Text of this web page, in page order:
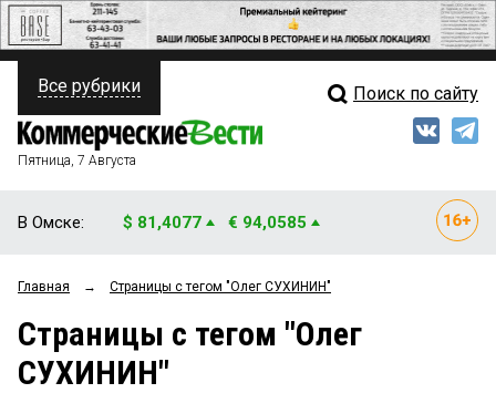
ПОЛИТИКА
ФИНАНСЫ
ОБЩЕСТВО
ЗАКОН
Свежий выпуск
Мнения
Рейтинги
Все рубрики Поиск по сайту
Пятница, 7 Августа
В Омске: $ 81,4077 € 94,0585
Главная → Страницы c тегом "Олег СУХИНИН"
Страницы c тегом "Олег
СУХИНИН"